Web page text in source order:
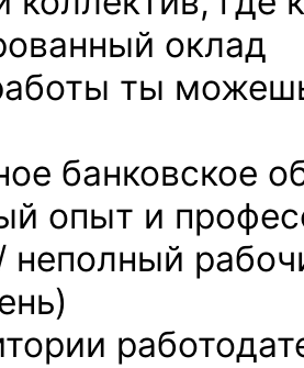
оклад
ты
банковское
опыт и
неполный